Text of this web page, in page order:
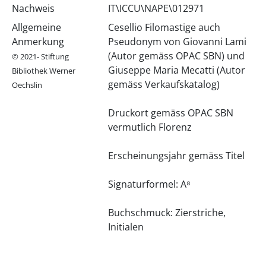
Nachweis
IT\ICCU\NAPE\012971
Allgemeine
Anmerkung
© 2021- Stiftung
Bibliothek Werner
Oechslin
Cesellio Filomastige auch
Pseudonym von Giovanni Lami
(Autor gemäss OPAC SBN) und
Giuseppe Maria Mecatti (Autor
gemäss Verkaufskatalog)
Druckort gemäss OPAC SBN
vermutlich Florenz
Erscheinungsjahr gemäss Titel
Signaturformel: A⁸
Buchschmuck: Zierstriche,
Initialen